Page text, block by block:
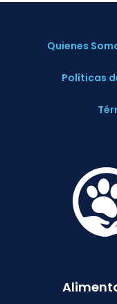
Quienes
Políticas